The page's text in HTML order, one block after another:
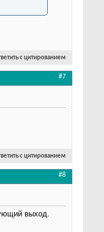
с цитированием
#7
с цитированием
#8
выход.